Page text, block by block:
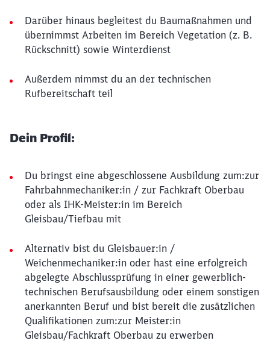
Darüber hinaus begleitest du Baumaßnahmen und
übernimmst Arbeiten im Bereich Vegetation (z. B.
Rückschnitt) sowie Winterdienst
Außerdem nimmst du an der technischen
Rufbereitschaft teil
Dein Profil:
Du bringst eine abgeschlossene Ausbildung zum:zur
Fahrbahnmechaniker:in / zur Fachkraft Oberbau
oder als IHK-Meister:in im Bereich
Gleisbau/Tiefbau mit
Alternativ bist du Gleisbauer:in /
Weichenmechaniker:in oder hast eine erfolgreich
abgelegte Abschlussprüfung in einer gewerblich-
technischen Berufsausbildung oder einem sonstigen
anerkannten Beruf und bist bereit die zusätzlichen
Qualifikationen zum:zur Meister:in
Gleisbau/Fachkraft Oberbau zu erwerben